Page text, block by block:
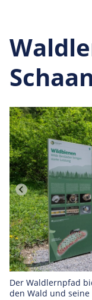
Der Waldlernpfad
den Wald und